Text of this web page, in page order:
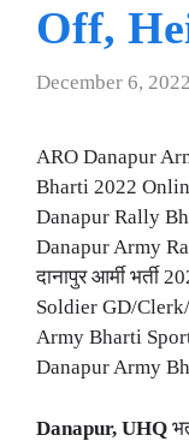
Off,
December 6, 2022
ARO Danapur
Bharti 2022
Danapur Rally
Danapur Army
दानापुर आर्मी
Soldier GD/
Army Bharti
Danapur Army
Danapur, UHQ